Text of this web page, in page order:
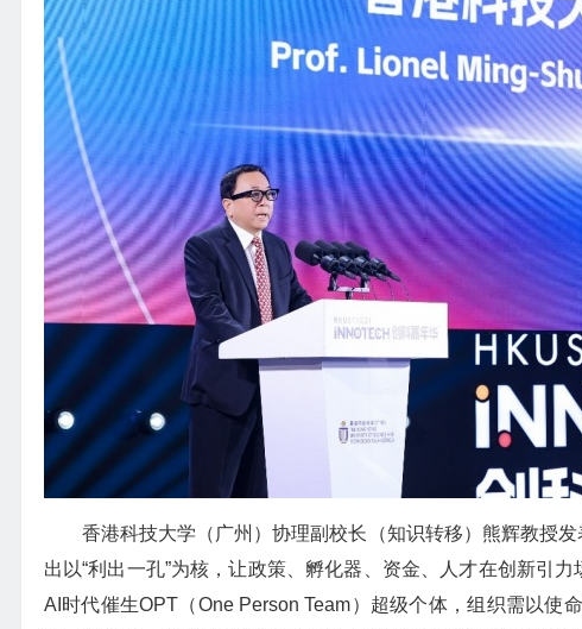
香港科技大学（广州）协理副校长（知识转移）熊辉教授
出以“利出一孔”为核，让政策、孵化器、资金、人才在创新引
AI时代催生OPT（One Person Team）超级个体，组织需以使